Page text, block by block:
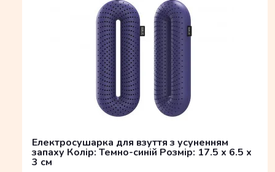
Електросушарка для взуття з усуненням
запаху Колір: Темно-синій Розмір: 17.5 x 6.5 x
3 см